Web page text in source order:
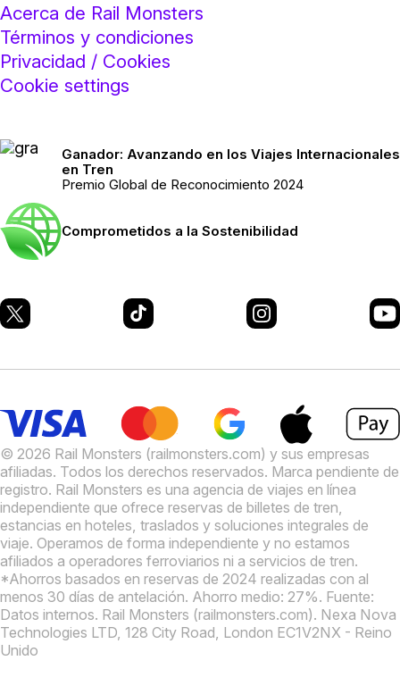
Acerca de Rail Monsters
Términos y condiciones
Privacidad / Cookies
Cookie settings
Ganador: Avanzando en los Viajes Internacionales
en Tren
Premio Global de Reconocimiento 2024
Comprometidos a la Sostenibilidad
© 2026 Rail Monsters (railmonsters.com) y sus empresas
afiliadas. Todos los derechos reservados. Marca pendiente de
registro. Rail Monsters es una agencia de viajes en línea
independiente que ofrece reservas de billetes de tren,
estancias en hoteles, traslados y soluciones integrales de
viaje. Operamos de forma independiente y no estamos
afiliados a operadores ferroviarios ni a servicios de tren.
*Ahorros basados en reservas de 2024 realizadas con al
menos 30 días de antelación. Ahorro medio: 27%. Fuente:
Datos internos. Rail Monsters (railmonsters.com). Nexa Nova
Technologies LTD, 128 City Road, London EC1V2NX - Reino
Unido